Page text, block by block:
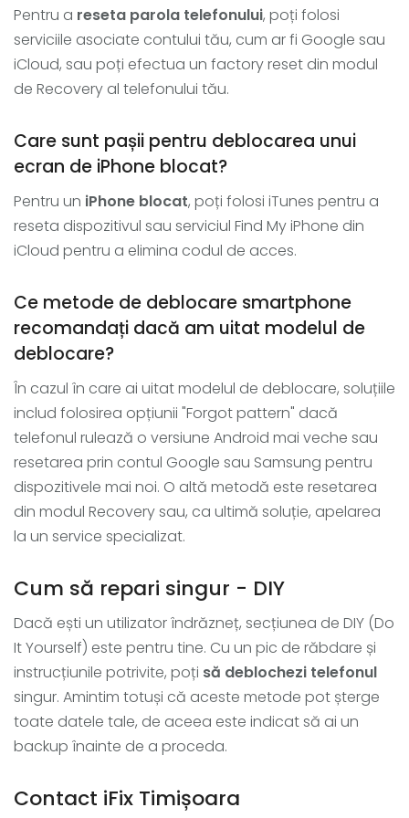
Pentru a reseta parola telefonului, poți folosi
serviciile asociate contului tău, cum ar fi Google sau
iCloud, sau poți efectua un factory reset din modul
de Recovery al telefonului tău.
Care sunt pașii pentru deblocarea unui
ecran de iPhone blocat?
Pentru un iPhone blocat, poți folosi iTunes pentru a
reseta dispozitivul sau serviciul Find My iPhone din
iCloud pentru a elimina codul de acces.
Ce metode de deblocare smartphone
recomandați dacă am uitat modelul de
deblocare?
În cazul în care ai uitat modelul de deblocare, soluțiile
includ folosirea opțiunii "Forgot pattern" dacă
telefonul rulează o versiune Android mai veche sau
resetarea prin contul Google sau Samsung pentru
dispozitivele mai noi. O altă metodă este resetarea
din modul Recovery sau, ca ultimă soluție, apelarea
la un service specializat.
Cum să repari singur - DIY
Dacă ești un utilizator îndrăzneț, secțiunea de DIY (Do
It Yourself) este pentru tine. Cu un pic de răbdare și
instrucțiunile potrivite, poți să deblochezi telefonul
singur. Amintim totuși că aceste metode pot șterge
toate datele tale, de aceea este indicat să ai un
backup înainte de a proceda.
Contact iFix Timișoara